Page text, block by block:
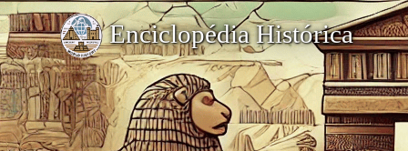
Enciclopédia Histórica